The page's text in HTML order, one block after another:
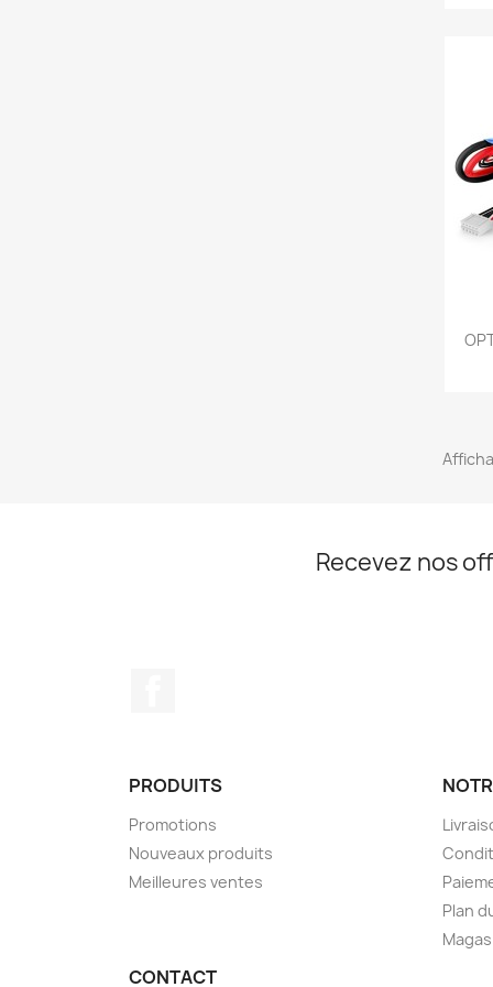
Recevez nos
PRODUITS
Promotions
Nouveaux produits
Meilleures ventes
Plan
CONTACT